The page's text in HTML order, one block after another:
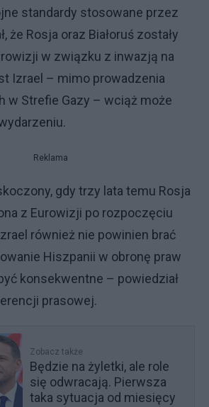
standardy stosowane przez
że Rosja oraz Białoruś zostały
w związku z inwazją na
Izrael – mimo prowadzenia
w Strefie Gazy – wciąż może
Reklama
gdy trzy lata temu Rosja
z Eurowizji po rozpoczęciu
również nie powinien brać
Hiszpanii w obronę praw
konsekwentne – powiedział
prasowej.
Zobacz także
Będzie na żyletki, ale role
się odwracają. Pierwsza
taka sytuacja od miesięcy